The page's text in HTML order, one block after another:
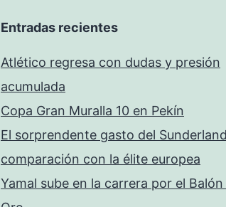
Entradas recientes
Atlético regresa con dudas y presión
acumulada
Copa Gran Muralla 10 en Pekín
El sorprendente gasto del
comparación con la élite europea
Yamal sube en la carrera por el Balón